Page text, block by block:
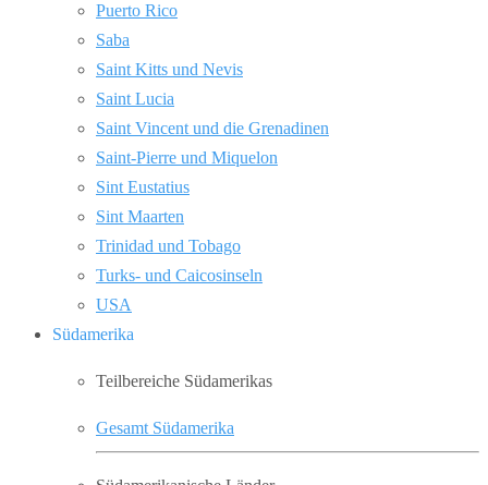
Puerto Rico
Saba
Saint Kitts und Nevis
Saint Lucia
Saint Vincent und die Grenadinen
Saint-Pierre und Miquelon
Sint Eustatius
Sint Maarten
Trinidad und Tobago
Turks- und Caicosinseln
USA
Südamerika
Teilbereiche Südamerikas
Gesamt Südamerika